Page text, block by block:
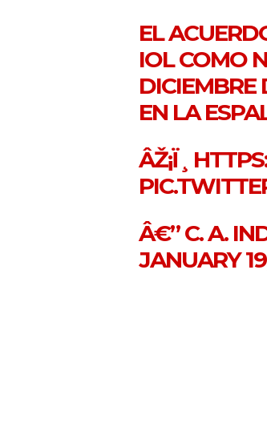
EL
IOL COMO
DICIEMBRE
EN LA
ÂŽ¡Ï¸
Â€” C. A.
JANUARY